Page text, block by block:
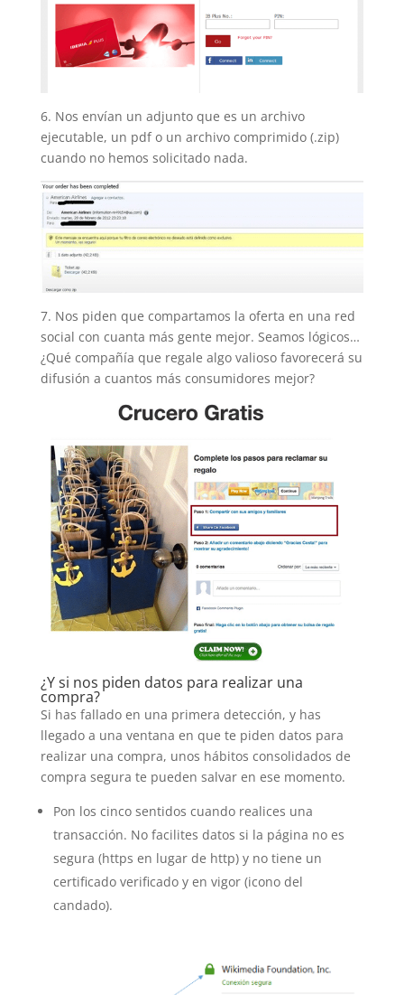
6. Nos envían un adjunto que es un archivo
ejecutable, un pdf o un archivo comprimido (.zip)
cuando no hemos solicitado nada.
7. Nos piden que compartamos la oferta en una red
social con cuanta más gente mejor. Seamos lógicos…
¿Qué compañía que regale algo valioso favorecerá su
difusión a cuantos más consumidores mejor?
¿Y si nos piden datos para realizar una
compra?
Si has fallado en una primera detección, y has
llegado a una ventana en que te piden datos para
realizar una compra, unos hábitos consolidados de
compra segura te pueden salvar en ese momento.
Pon los cinco sentidos cuando realices una
transacción. No facilites datos si la página no es
segura (https en lugar de http) y no tiene un
certificado verificado y en vigor (icono del
candado).